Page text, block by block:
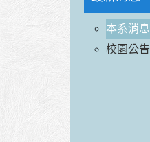
本系消息
校園公告